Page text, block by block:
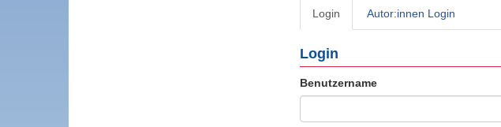
Login Autor:innen Login
Login
Benutzername